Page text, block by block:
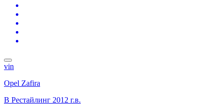
vin
Opel Zafira
B Рестайлинг 2012 г.в.